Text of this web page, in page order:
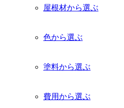
屋根材から選ぶ
色から選ぶ
塗料から選ぶ
費用から選ぶ